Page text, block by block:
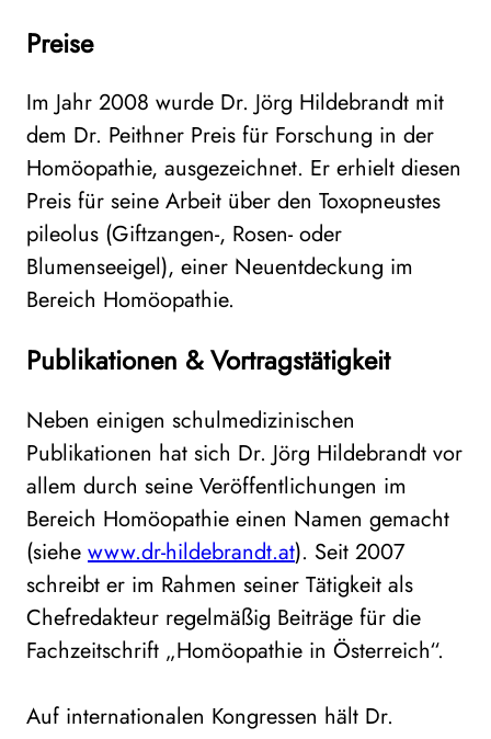
Preise
Im Jahr 2008 wurde Dr. Jörg Hildebrandt mit
dem Dr. Peithner Preis für Forschung in der
Homöopathie, ausgezeichnet. Er erhielt diesen
Preis für seine Arbeit über den Toxopneustes
pileolus (Giftzangen-, Rosen- oder
Blumenseeigel), einer Neuentdeckung im
Bereich Homöopathie.
Publikationen & Vortragstätigkeit
Neben einigen schulmedizinischen
Publikationen hat sich Dr. Jörg Hildebrandt vor
allem durch seine Veröffentlichungen im
Bereich Homöopathie einen Namen gemacht
(siehe www.dr-hildebrandt.at). Seit 2007
schreibt er im Rahmen seiner Tätigkeit als
Chefredakteur regelmäßig Beiträge für die
Fachzeitschrift „Homöopathie in Österreich“.
Auf internationalen Kongressen hält Dr.